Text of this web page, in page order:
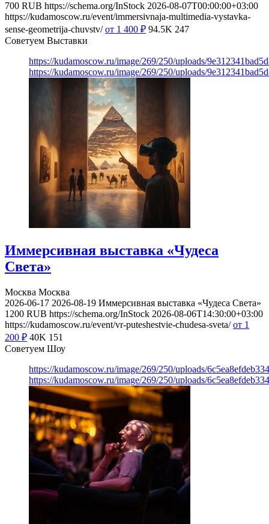
700 RUB https://schema.org/InStock 2026-08-07T00:00:00+03:00
https://kudamoscow.ru/event/immersivnaja-multimedia-vystavka-
sense-geometrija-chuvstv/ от 1 400 ₽ 94.5K 247
Советуем Выставки
https://kudamoscow.ru/image/269/250/uploads/
https://kudamoscow.ru/image/269/250/uploads/
Иммерсивная выставка «Чудеса
Света»
Москва Москва
2026-06-17 2026-08-19 Иммерсивная выставка «Чудеса Света»
1200 RUB https://schema.org/InStock 2026-08-06T14:30:00+03:00
https://kudamoscow.ru/event/vr-puteshestvie-chudesa-sveta/ от 1
200 ₽ 40K 151
Советуем Шоу
https://kudamoscow.ru/image/269/250/uploads/
https://kudamoscow.ru/image/269/250/uploads/